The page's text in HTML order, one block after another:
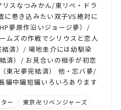
スなつみかん/東リベ・ドラ
に巻き込みたい双子VS絶対に
夢原作沿いジョージ夢）/
ムズの作戦でシリウスと恋人
済）/ 場地圭介には幼馴染
済）/ お見合いの相手が初恋
東卍夢完結済） 他・忘バ夢/
中編短編いろいろあります
ー
東京卍リベンジャーズ